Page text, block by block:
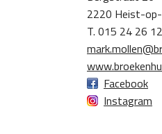
2220 Heist-
T. 015 24 26 12
Facebook
Instagram